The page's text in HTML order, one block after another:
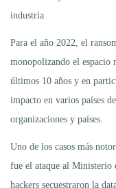
industria.
Para el año 2022, el
monopolizando el espacio
últimos 10 años y en
impacto en varios países
organizaciones y países.
Uno de los casos más
fue el ataque al Ministerio
hackers secuestraron la